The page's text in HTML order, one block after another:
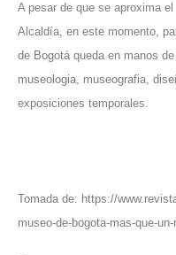
A pesar de que se aproxima
Alcaldía, en este momento,
de Bogotá queda en manos
museologia, museografia,
exposiciones temporales.
Tomada de: https://
museo-de-bogota-mas-que-